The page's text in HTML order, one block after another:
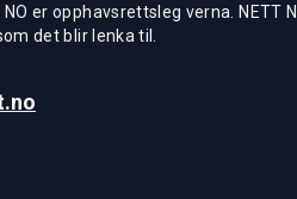
er opphavsrettsleg verna. NETT
det blir lenka til.